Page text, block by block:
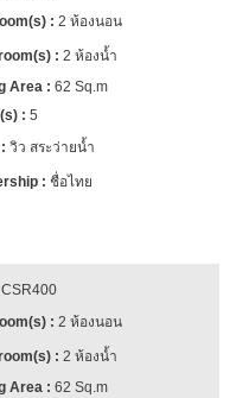
2 ห้องนอน
2 ห้องน้ำ
62 Sq.m
5
วิว สระว่ายน้ำ
ชื่อไทย
CSR400
2 ห้องนอน
2 ห้องน้ำ
62 Sq.m